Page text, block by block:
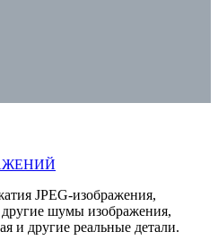
JPEG-изображения,
другие шумы изображения,
и другие реальные детали.